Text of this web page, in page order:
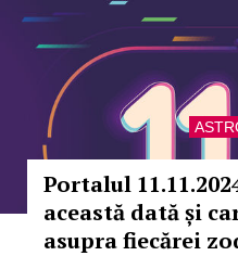
Portalul
această dată și
asupra fiecărei